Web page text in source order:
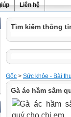
Liên hệ
Tìm kiếm thông
Gốc > Sức khỏe - Bài
Gà ác hầm sâm